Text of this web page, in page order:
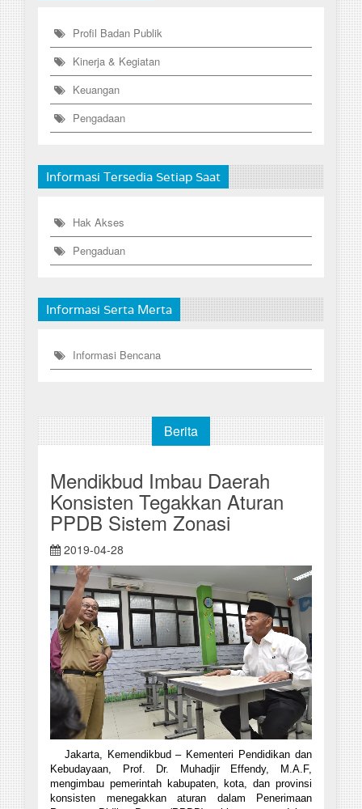
Profil Badan Publik
Kinerja & Kegiatan
Keuangan
Pengadaan
Informasi Tersedia Setiap Saat
Hak Akses
Pengaduan
Informasi Serta Merta
Informasi Bencana
Berita
Mendikbud Imbau Daerah
Konsisten Tegakkan Aturan
PPDB Sistem Zonasi
2019-04-28
Jakarta, Kemendikbud – Kementeri Pendidikan dan
Kebudayaan, Prof. Dr. Muhadjir Effendy, M.A.F,
mengimbau pemerintah kabupaten, kota, dan provinsi
konsisten menegakkan aturan dalam Penerimaan